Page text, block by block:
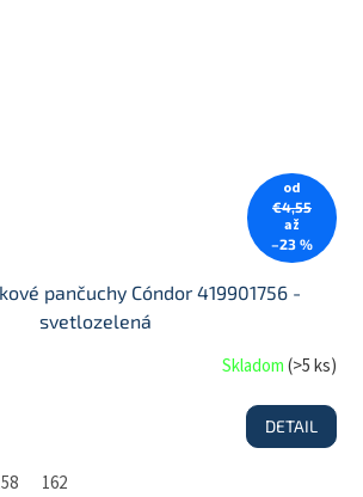
od
€4,55
až
–23 %
pančuchy Cóndor 419901756 -
svetlozelená
Skladom(>5 ks)
DETAIL
162